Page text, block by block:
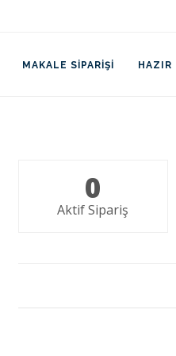
MAKALE SIPARIŞI HAZIR
0
Aktif Sipariş